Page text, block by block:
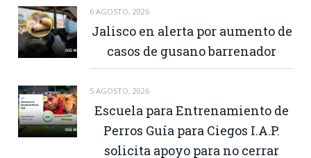
6 AGOSTO, 2026
Jalisco en alerta por aumento de
casos de gusano barrenador
5 AGOSTO, 2026
Escuela para Entrenamiento de
Perros Guía para Ciegos I.A.P.
solicita apoyo para no cerrar